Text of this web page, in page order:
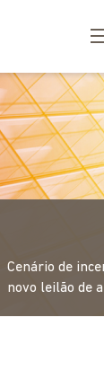
Cenário de
novo leilão de